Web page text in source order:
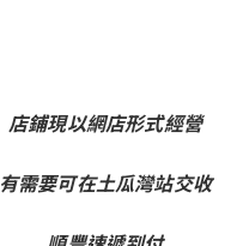
店鋪現以網店形式經營
有需要可在土瓜灣站交收